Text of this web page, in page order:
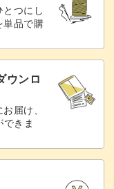
つにし
単品で購
ウンロ
届け、
きま